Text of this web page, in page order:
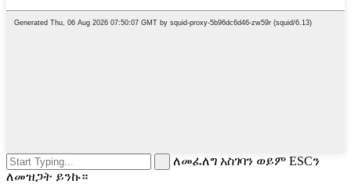
ለመፈለግ አስገባን ወይም ESCን
ለመዝጋት ይንኩ።